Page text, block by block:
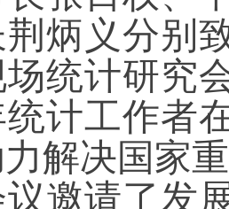
炳义分别
统计研究
统计工作者
解决国家
邀请了发